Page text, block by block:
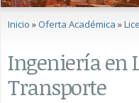
Se encuentra usted
Inicio »Oferta Académica »
Ingeniería en
Transporte